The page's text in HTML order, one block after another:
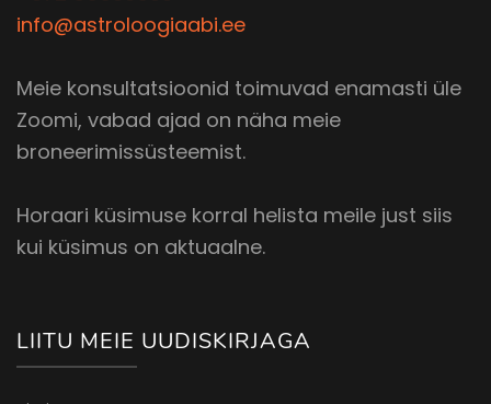
info@astroloogiaabi.ee
Meie konsultatsioonid toimuvad enamasti üle
Zoomi, vabad ajad on näha meie
broneerimissüsteemist.
Horaari küsimuse korral helista meile just siis
kui küsimus on aktuaalne.
LIITU MEIE UUDISKIRJAGA